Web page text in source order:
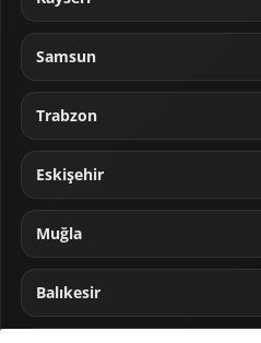
Samsun
Trabzon
Eskişehir
Muğla
Balıkesir